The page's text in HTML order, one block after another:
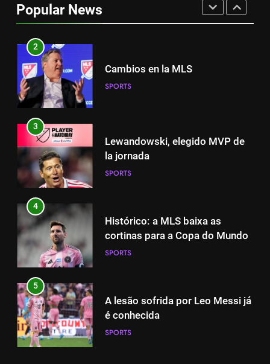
Popular News
2
Cambios en la MLS
SPORTS
3
Lewandowski, elegido MVP de
la jornada
SPORTS
4
Histórico: a MLS baixa as
cortinas para a Copa do Mundo
SPORTS
5
A lesão sofrida por Leo Messi já
é conhecida
SPORTS
5